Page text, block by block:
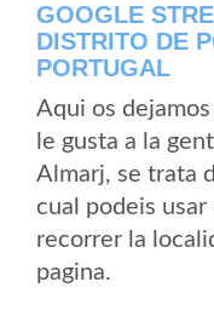
GOOGLE
DISTRITO DE
PORTUGAL
Aqui os
le gusta a la
Almarj, se trata
cual podeis
recorrer la
pagina.